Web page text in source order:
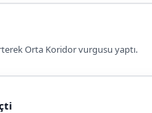
Orta Koridor vurgusu yaptı.